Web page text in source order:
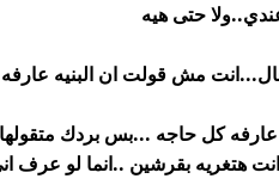
حتى هيه
مش قولت ان البنيه
كل حاجه ...بس بردك
هتغريه بقرشين ..انما لو عرف